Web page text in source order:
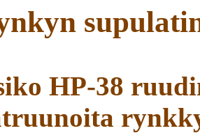
HP-38